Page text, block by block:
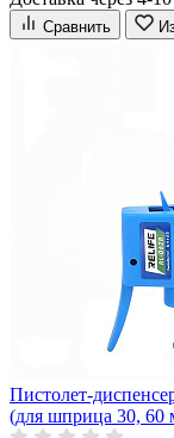
Сравнить
Пистолет-
(для шприца 30, 60